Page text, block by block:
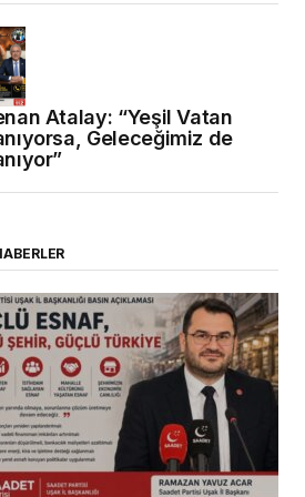
Atalay: “Yeşil Vatan
Geleceğimiz de